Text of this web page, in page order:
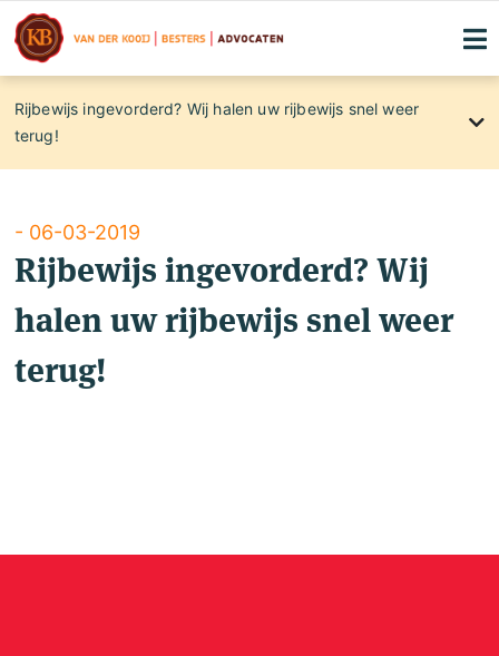
Rijbewijs ingevorderd? Wij halen uw rijbewijs snel weer
terug!
About
Blog
Maandelijkse kennismakingslunches
Contact
Rechtsgebiedenregister
Familierecht
Algemene Voorwaarden
- 06-03-2019
Rijbewijs ingevorderd? Wij
halen uw rijbewijs snel weer
terug!